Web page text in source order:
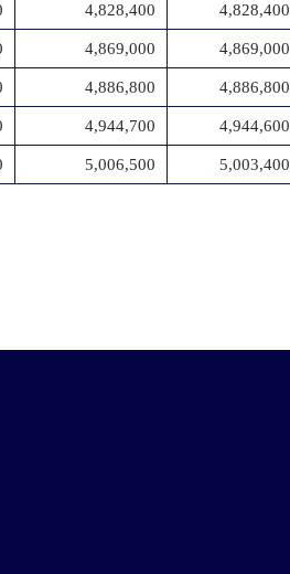
4,828,400 4,828,400
4,869,000 4,869,000
4,886,800 4,886,800
4,944,700 4,944,600
5,006,500 5,003,400